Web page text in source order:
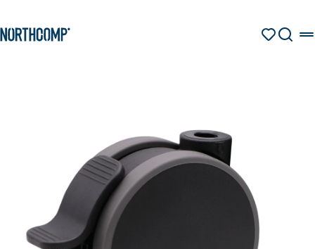
Zur Navigation springen
SUCHE
DE